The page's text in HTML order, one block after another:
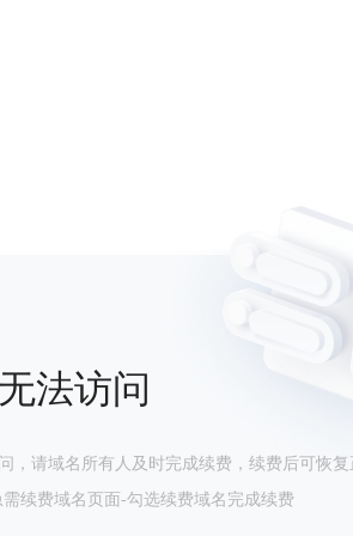
法访问
，请域名所有人及时完成续费，续费后可恢复
续费域名页面-勾选续费域名完成续费